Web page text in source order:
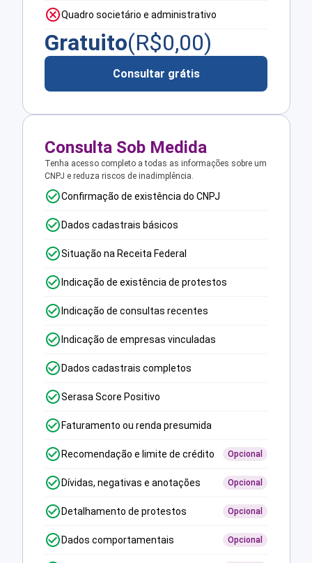
Quadro societário e administrativo
Gratuito(R$0,00)
Consultar grátis
Consulta Sob Medida
Tenha acesso completo a todas as informações sobre um
CNPJ e reduza riscos de inadimplência.
Confirmação de existência do CNPJ
Dados cadastrais básicos
Situação na Receita Federal
Indicação de existência de protestos
Indicação de consultas recentes
Indicação de empresas vinculadas
Dados cadastrais completos
Serasa Score Positivo
Faturamento ou renda presumida
Recomendação e limite de crédito Opcional
Dívidas, negativas e anotações Opcional
Detalhamento de protestos Opcional
Dados comportamentais Opcional